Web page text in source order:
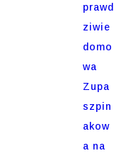
prawd
ziwie
domo
wa
Zupa
szpin
akow
a na